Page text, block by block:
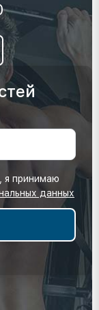
я принимаю
данных